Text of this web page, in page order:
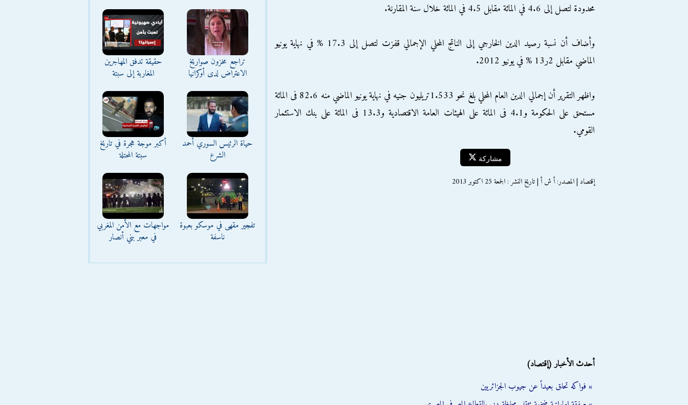
محدودة لتصل إلى 4.6 في المائة مقابل 4.5 في المائة خلال سنة المقارنة.
وأضاف أن نسبة رصيد الدين الخارجي إلى الناتج المحلي الإجمالي قفزت لتصل إلى 17.3 % في نهاية يونيو
الماضي مقابل 2ر13 % في يونيو 2012.
واظهر التقرير أن إجمالي الدين العام المحلي بلغ نحو 1.533تريليون جنيه في نهاية يونيو الماضي منه 82.6 فى المائة
مستحق على الحكومة و4.1 فى المائة على الهيئات العامة الاقتصادية و13.3 فى المائة على بنك الاستثمار
القومي.
مشاركة
إقتصاد | المصدر: أ ش أ | تاريخ النشر : الجمعة 25 اكتوبر 2013
أحدث الأخبار (إقتصاد)
» فواكه تحلق بعيداً عن جيوب الجزائريين
تراجع مخزون صواريخ
الاعتراض لدى أوكرانيا
حقيقة تدفق المهاجرين
المغاربة إلى سبتة
حياة الرئيس السوري أحمد
الشرع
أكبر موجة هجرة في تاريخ
سبتة المحتلة
تفجير مقهى في موسكو بعبوة
ناسفة
مواجهات مع الأمن المغربي
في معبر بني أنصار